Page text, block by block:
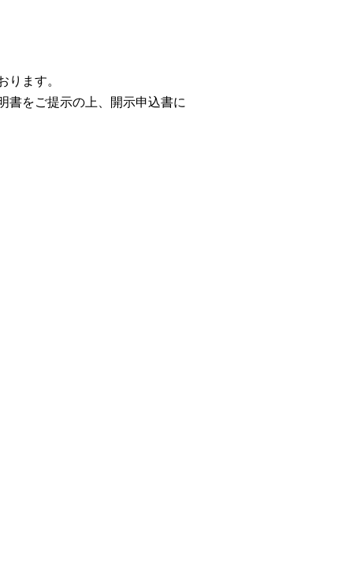
ります。
書をご提示の上、開示申込書に